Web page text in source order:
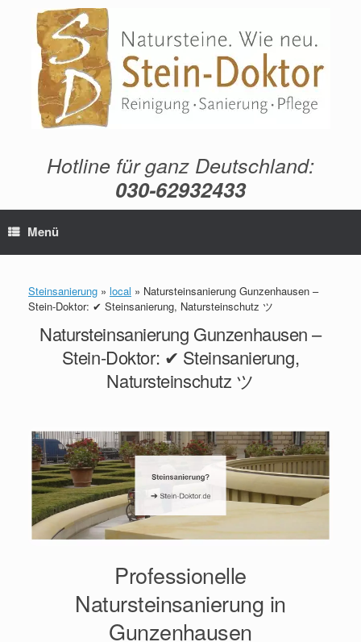
springen
Hotline für ganz Deutschland:
030-62932433
Menü
Steinsanierung » local » Natursteinsanierung Gunzenhausen –
Stein-Doktor: ✔ Steinsanierung, Natursteinschutz ツ
Natursteinsanierung Gunzenhausen –
Stein-Doktor: ✔ Steinsanierung,
Natursteinschutz ツ
Professionelle
Natursteinsanierung in
Gunzenhausen